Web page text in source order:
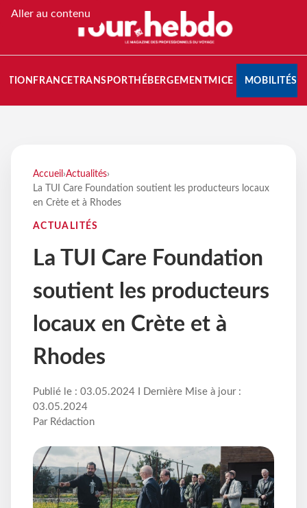
Aller au contenu
FRANCETRANSPORT HÉBERGEMENTMICE MOBILITÉS
Accueil ›Actualités›
La TUI Care Foundation soutient les producteurs locaux
en Crète et à Rhodes
ACTUALITÉS
La TUI Care Foundation
soutient les producteurs
locaux en Crète et à
Rhodes
Publié le : 03.05.2024 I Dernière Mise à jour :
03.05.2024
Par Rédaction